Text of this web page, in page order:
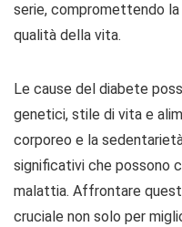
serie, compromettendo
qualità della vita.
Le cause del diabete
genetici, stile di vita e
corporeo e la
significativi che possono
malattia. Affrontare
cruciale non solo per